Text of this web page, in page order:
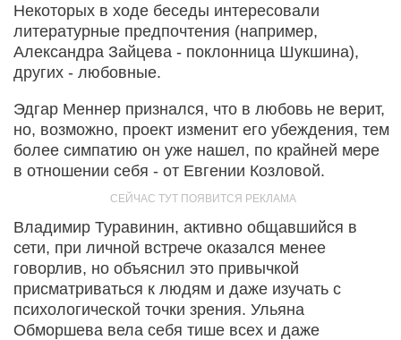
Некоторых в ходе беседы интересовали
литературные предпочтения (например,
Александра Зайцева - поклонница Шукшина),
других - любовные.
Эдгар Меннер признался, что в любовь не верит,
но, возможно, проект изменит его убеждения, тем
более симпатию он уже нашел, по крайней мере
в отношении себя - от Евгении Козловой.
Владимир Туравинин, активно общавшийся в
сети, при личной встрече оказался менее
говорлив, но объяснил это привычкой
присматриваться к людям и даже изучать с
психологической точки зрения. Ульяна
Обморшева вела себя тише всех и даже